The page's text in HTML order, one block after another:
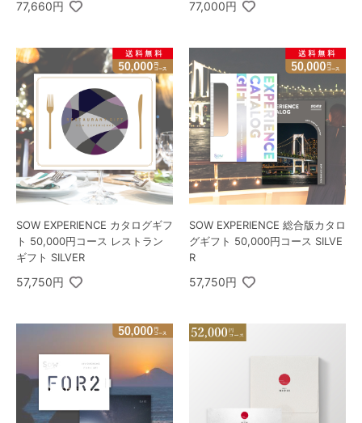
77,660円 77,000円
SOW EXPERIENCE カタログギフ
ト 50,000円コース レストラン
ギフト SILVER
57,750円
SOW EXPERIENCE 総合版カタロ
グギフト 50,000円コース SILVE
R
57,750円